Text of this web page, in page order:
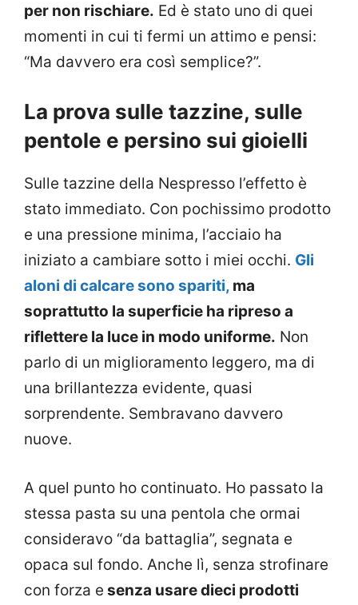
per non rischiare. Ed è stato uno di quei
momenti in cui ti fermi un attimo e pensi:
“Ma davvero era così semplice?”.
La prova sulle tazzine, sulle
pentole e persino sui gioielli
Sulle tazzine della Nespresso l’effetto è
stato immediato. Con pochissimo prodotto
e una pressione minima, l’acciaio ha
iniziato a cambiare sotto i miei occhi. Gli
aloni di calcare sono spariti, ma
soprattutto la superficie ha ripreso a
riflettere la luce in modo uniforme. Non
parlo di un miglioramento leggero, ma di
una brillantezza evidente, quasi
sorprendente. Sembravano davvero
nuove.
A quel punto ho continuato. Ho passato la
stessa pasta su una pentola che ormai
consideravo “da battaglia”, segnata e
opaca sul fondo. Anche lì, senza strofinare
con forza e senza usare dieci prodotti